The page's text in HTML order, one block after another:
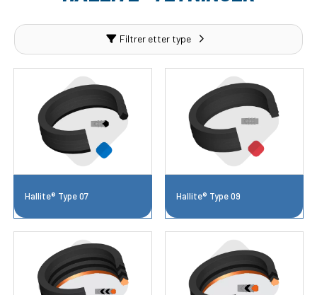
Filtrer etter type
Hallite® Type 07 Hallite® Type 09